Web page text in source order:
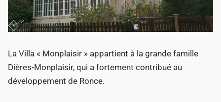
La Villa « Monplaisir » appartient à la grande famille
Dières-Monplaisir, qui a fortement contribué au
développement de Ronce.